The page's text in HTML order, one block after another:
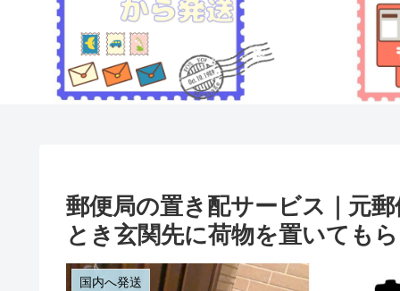
郵便局の置き配サービス｜元
とき玄関先に荷物を置いても
国内へ発送